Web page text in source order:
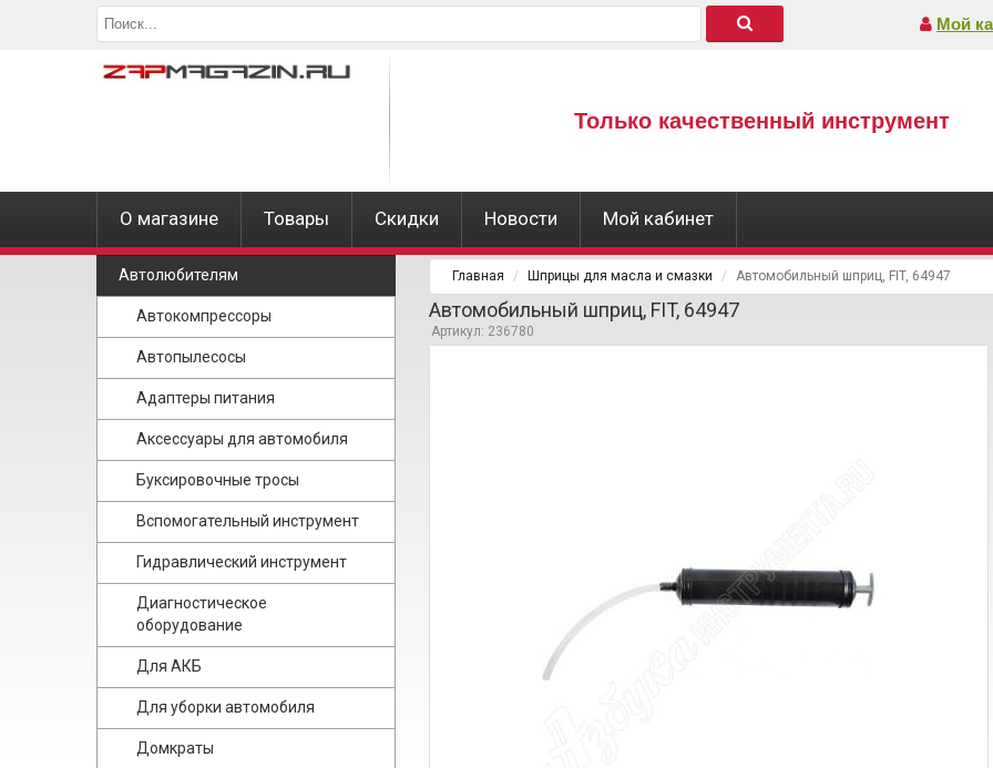
Мой
Только качественный инструмент
О магазине Товары Скидки Новости Мой кабинет
Автолюбителям
Автокомпрессоры
Автопылесосы
Адаптеры питания
Аксессуары для автомобиля
Буксировочные тросы
Вспомогательный инструмент
Гидравлический инструмент
Диагностическое
оборудование
Для АКБ
Для уборки автомобиля
Домкраты
Главная Шприцы для масла и смазки Автомобильный шприц, FIT, 64947
Автомобильный шприц, FIT, 64947
Артикул: 236780